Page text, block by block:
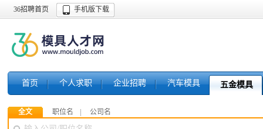
36招聘首页 手机版下载
首页 个人求职 企业招聘 汽车模具 五金模具
全文 职位名 公司名